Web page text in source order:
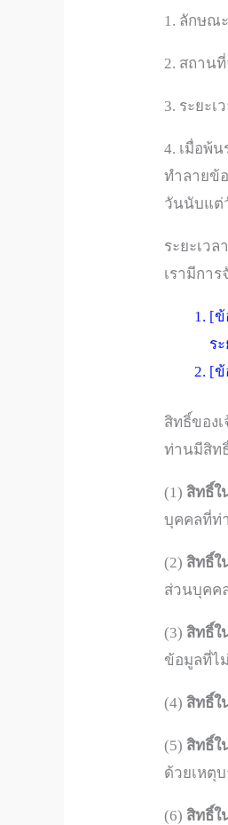
1. ลักษณ
2. สถาน
3. ระยะ
4. เมื่อพ้
ทำลายข้
วันนับแต่
ระยะเว
เรามีกา
[ข้
ร
[ข้
สิทธิ์ของ
ท่านมีสิท
(1)สิทธิ์ใ
บุคคลที่ท่
(2)สิทธิ์ใ
ส่วนบุคค
(3)สิทธิ์ใ
ข้อมูลที่ไ
(4)สิทธิ์ใ
(5)สิทธิ์ใ
ด้วยเหตุ
(6)สิทธิ์ใ